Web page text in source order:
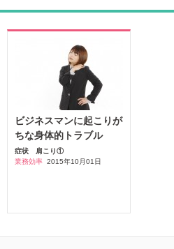
ビジネスマンに起こりが
ちな身体的トラブル
症状
肩こり①
業務効率 2015年10月01日